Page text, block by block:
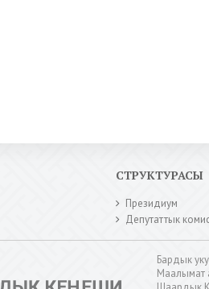
СТРУКТУРАСЫ
Президиум
Депутаттык
Бардык
Маалымат